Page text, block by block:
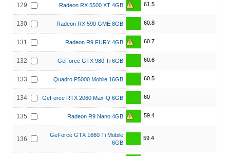
129 Radeon RX 5500 XT 4GB 61.5
130 Radeon RX 590 GME 8GB 60.8
131 Radeon R9 FURY 4GB 60.7
132 GeForce GTX 980 Ti 6GB 60.6
133 Quadro P5000 Mobile 16GB 60.5
134 GeForce RTX 2060 Max-Q 6GB 60
135 Radeon R9 Nano 4GB 59.4
136
GeForce GTX 1660 Ti Mobile
6GB
59.4